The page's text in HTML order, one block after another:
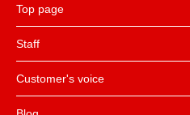
Top page
Staff
Customer's voice